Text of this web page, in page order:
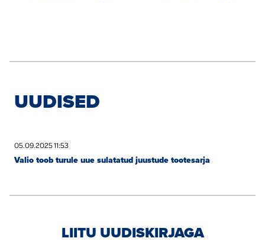
UUDISED
05.09.2025 11:53
Valio toob turule uue sulatatud juustude tootesarja
LIITU UUDISKIRJAGA